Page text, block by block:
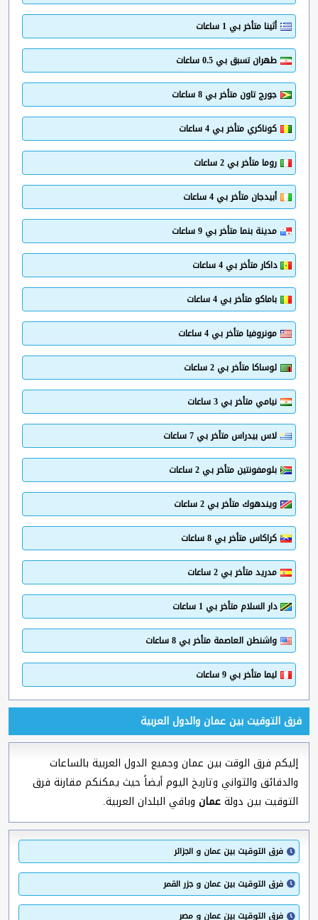
أثينا متأخر بي 1 ساعات
طهران تسبق بي 0.5 ساعات
جورج تاون متأخر بي 8 ساعات
كوناكري متأخر بي 4 ساعات
روما متأخر بي 2 ساعات
أبيدجان متأخر بي 4 ساعات
مدينة بنما متأخر بي 9 ساعات
داكار متأخر بي 4 ساعات
باماكو متأخر بي 4 ساعات
مونروفيا متأخر بي 4 ساعات
لوساكا متأخر بي 2 ساعات
نيامي متأخر بي 3 ساعات
لاس بيدراس متأخر بي 7 ساعات
بلومفونتين متأخر بي 2 ساعات
ويندهوك متأخر بي 2 ساعات
كراكاس متأخر بي 8 ساعات
مدريد متأخر بي 2 ساعات
دار السلام متأخر بي 1 ساعات
واشنطن العاصمة متأخر بي 8 ساعات
ليما متأخر بي 9 ساعات
فرق التوقيت بين عمان والدول العربية
إليكم فرق الوقت بين عمان وجميع الدول العربية بالساعات
والدقائق والثواني وتاريخ اليوم أيضاً حيث يمكنكم مقارنة فرق
التوقيت بين دولةعمان وباقي البلدان العربية.
فرق التوقيت بين عمان و الجزائر
فرق التوقيت بين عمان و جزر القمر
فرق التوقيت بين عمان و مصر